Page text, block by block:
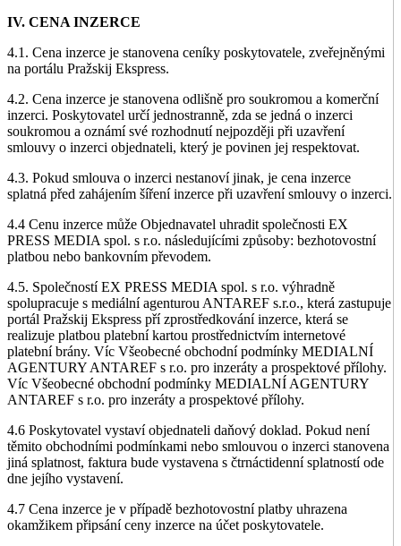
IV. CENA INZERCE
4.1. Cena inzerce je stanovena ceníky poskytovatele, zveřejněnými
na portálu Pražskij Ekspress.
4.2. Cena inzerce je stanovena odlišně pro soukromou a komerční
inzerci. Poskytovatel určí jednostranně, zda se jedná o inzerci
soukromou a oznámí své rozhodnutí nejpozději při uzavření
smlouvy o inzerci objednateli, který je povinen jej respektovat.
4.3. Pokud smlouva o inzerci nestanoví jinak, je cena inzerce
splatná před zahájením šíření inzerce při uzavření smlouvy o inzerci.
4.4 Cenu inzerce může Objednavatel uhradit společnosti EX
PRESS MEDIA spol. s r.o. následujícími způsoby: bezhotovostní
platbou nebo bankovním převodem.
4.5. Společností EX PRESS MEDIA spol. s r.o. výhradně
spolupracuje s mediální agenturou ANTAREF s.r.o., která zastupuje
portál Pražskij Ekspress pří zprostředkování inzerce, která se
realizuje platbou platební kartou prostřednictvím internetové
platební brány. Víc Všeobecné obchodní podmínky MEDIALNÍ
AGENTURY ANTAREF s r.o. pro inzeráty a prospektové přílohy.
Víc Všeobecné obchodní podmínky MEDIALNÍ AGENTURY
ANTAREF s r.o. pro inzeráty a prospektové přílohy.
4.6 Poskytovatel vystaví objednateli daňový doklad. Pokud není
těmito obchodními podmínkami nebo smlouvou o inzerci stanovena
jiná splatnost, faktura bude vystavena s čtrnáctidenní splatností ode
dne jejího vystavení.
4.7 Cena inzerce je v případě bezhotovostní platby uhrazena
okamžikem připsání ceny inzerce na účet poskytovatele.